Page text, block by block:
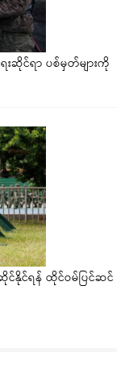
ဆိုင်ရာ ပစ်မှတ်များကို
င်နိုင်ရန် ထိုင်ဝမ်ပြင်ဆင်